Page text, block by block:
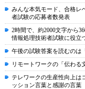
みんな本気モード、合格レ
者試験の応募者数発表
2時間で、約2000文字から
情報処理技術者試験に役立
午後の試験答案を読むのは
リモートワークの「伝わ
テレワークの生産性向上
ッション言葉と感謝の言葉